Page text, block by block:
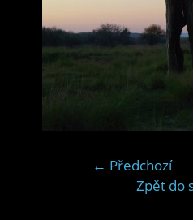
← Předchozí
Zpět do